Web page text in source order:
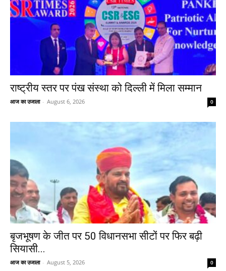
राष्ट्रीय स्तर पर पंख संस्था को दिल्ली में मिला सम्मान
आज का उजाला - August 6, 2026 0
बृजभूषण के जीत पर 50 विधानसभा सीटों पर फिर बढ़ी
सियासी...
आज का उजाला - August 5, 2026 0